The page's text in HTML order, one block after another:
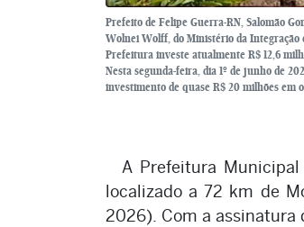
Prefeito de Felipe Guerra-RN, Salomão
Wolnei Wolff, do Ministério da Integração
Prefeitura investe atualmente R$ 12,6
Nesta segunda-feira, dia 1º de junho de
investimento de quase R$ 20 milhões em
A Prefeitura
localizado a 72 km de
2026). Com a assinatura